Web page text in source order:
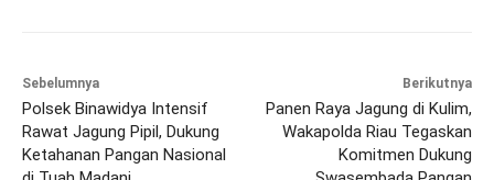
Sebelumnya
Polsek Binawidya Intensif
Rawat Jagung Pipil, Dukung
Ketahanan Pangan Nasional
Berikutnya
Panen Raya Jagung di Kulim,
Wakapolda Riau Tegaskan
Komitmen Dukung